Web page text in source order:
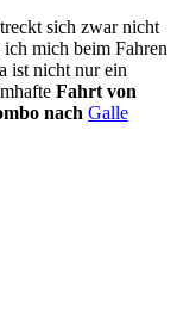
sich zwar nicht
mich beim Fahren
ist nicht nur ein
Fahrt von
nach Galle